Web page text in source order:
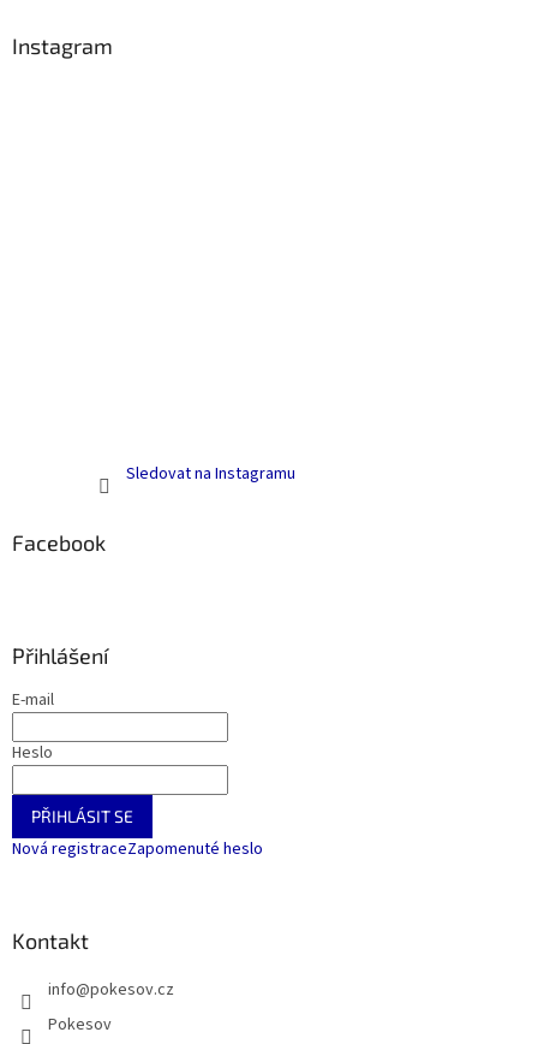
Instagram
Sledovat na Instagramu
Facebook
Přihlášení
E-mail
Heslo
PŘIHLÁSIT SE
Nová registraceZapomenuté heslo
Kontakt
info@pokesov.cz
Pokesov